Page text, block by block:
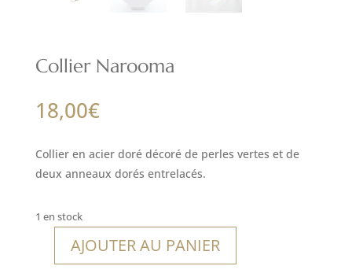
Collier Narooma
18,00€
Collier en acier doré décoré de perles vertes et de
deux anneaux dorés entrelacés.
1 en stock
quantitéAJOUTER AU PANIER